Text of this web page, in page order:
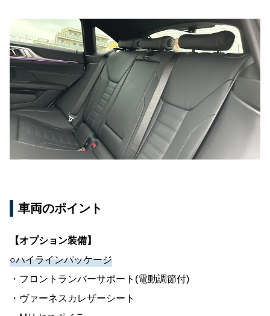
車両のポイント
【オプション装備】
○ハイラインパッケージ
・フロントランバーサポート(電動調節付)
・ヴァーネスカレザーシート